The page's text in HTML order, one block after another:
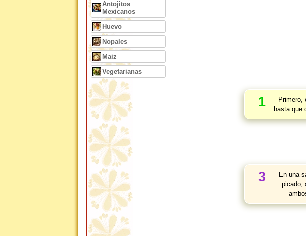
1
Primero,
hasta que
3
En una
picado,
Antojitos
Mexicanos
Huevo
Nopales
Maiz
Vegetarianas